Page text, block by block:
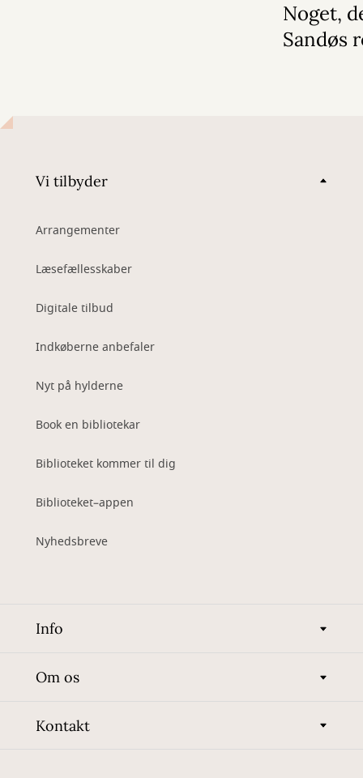
Noget,
Sandøs
Vi tilbyder
Arrangementer
Læsefællesskaber
Digitale tilbud
Indkøberne anbefaler
Nyt på hylderne
Book en bibliotekar
Biblioteket kommer til dig
Biblioteket–appen
Nyhedsbreve
Info
Om os
Kontakt